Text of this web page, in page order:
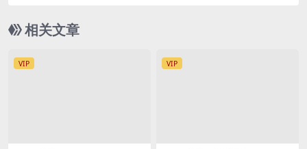
相关文章
VIP VIP